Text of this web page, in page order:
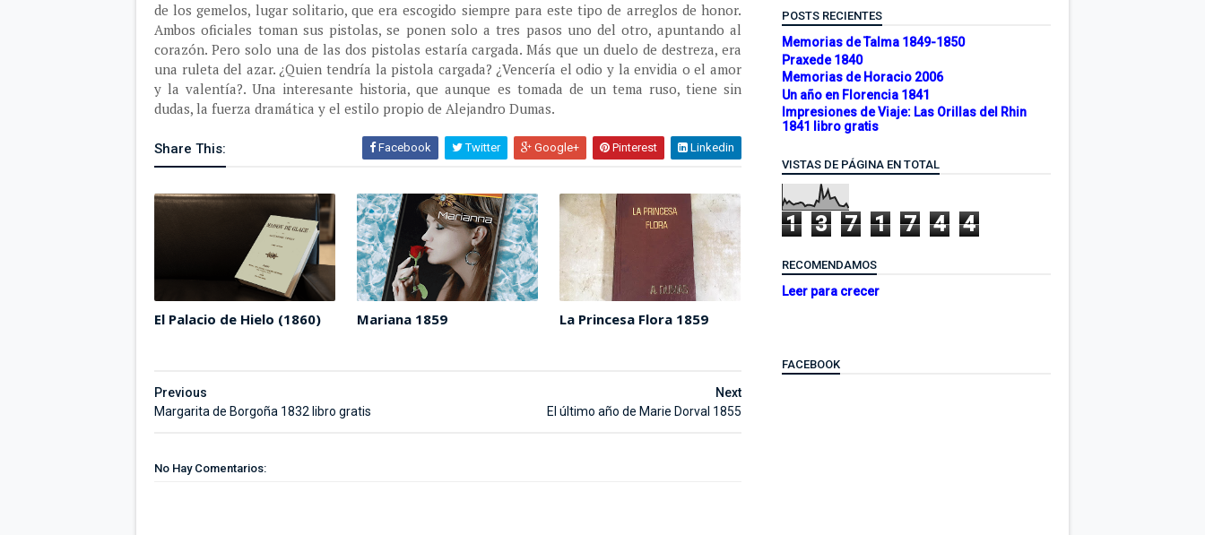
de los gemelos, lugar solitario, que era escogido siempre para este tipo de arreglos de honor.
Ambos oficiales toman sus pistolas, se ponen solo a tres pasos uno del otro, apuntando al
corazón. Pero solo una de las dos pistolas estaría cargada. Más que un duelo de destreza, era
una ruleta del azar. ¿Quien tendría la pistola cargada? ¿Vencería el odio y la envidia o el amor
y la valentía?. Una interesante historia, que aunque es tomada de un tema ruso, tiene sin
dudas, la fuerza dramática y el estilo propio de Alejandro Dumas.
Share This: Facebook Twitter Google+ Pinterest Linkedin
El Palacio de Hielo (1860) Mariana 1859 La Princesa Flora 1859
Next
El último año de Marie Dorval 1855
Previous
Margarita de Borgoña 1832 libro gratis
No Hay Comentarios:
POSTS RECIENTES
Memorias de Talma 1849-1850
Praxede 1840
Memorias de Horacio 2006
Un año en Florencia 1841
Impresiones de Viaje: Las Orillas del Rhin
1841 libro gratis
VISTAS DE PÁGINA EN TOTAL
1 3 7 1 7 4 4
RECOMENDAMOS
Leer para crecer
FACEBOOK